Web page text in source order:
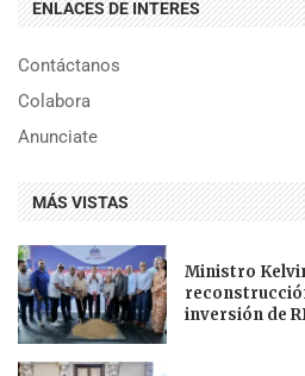
ENLACES DE INTERES
Contáctanos
Colabora
Anunciate
MÁS VISTAS
Ministro
inversión de